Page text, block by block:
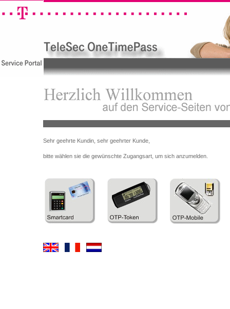
Sehr geehrte Kundin, sehr geehrter Kunde,
bitte wählen sie die gewünschte Zugangsart, um sich anzumelden.